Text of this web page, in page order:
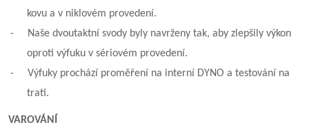
kovu a v niklovém provedení.
-
Naše dvoutaktní svody byly navrženy tak, aby zlepšily výkon
oproti výfuku v sériovém provedení.
-
Výfuky prochází proměření na interní DYNO a testování na
trati.
VAROVÁNÍ